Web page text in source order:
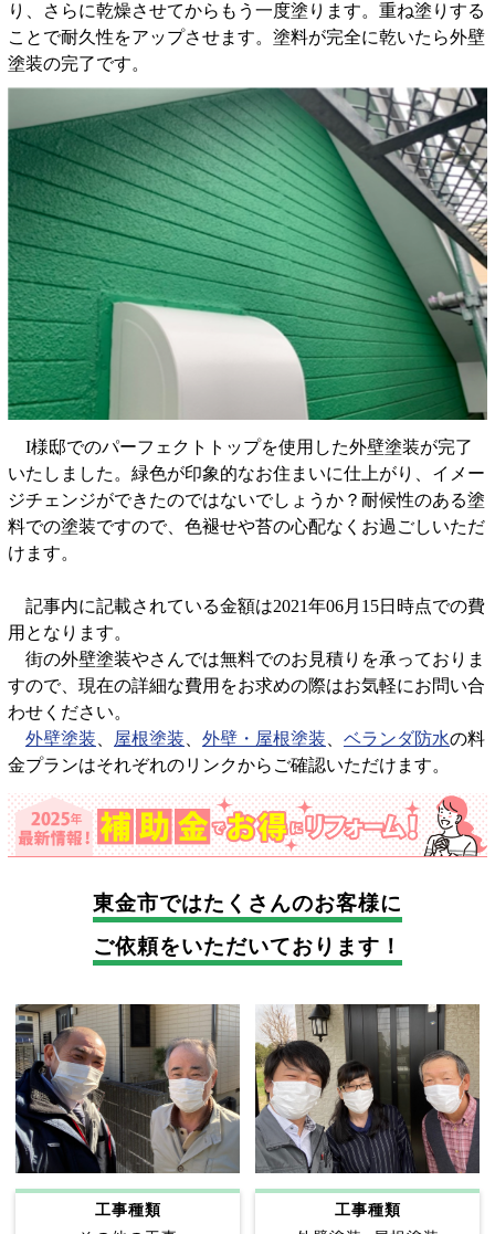
り、さらに乾燥させてからもう一度塗ります。重ね塗りする
ことで耐久性をアップさせます。塗料が完全に乾いたら外壁
塗装の完了です。
I様邸でのパーフェクトトップを使用した外壁塗装が完了
いたしました。緑色が印象的なお住まいに仕上がり、イメー
ジチェンジができたのではないでしょうか？耐候性のある塗
料での塗装ですので、色褪せや苔の心配なくお過ごしいただ
けます。
記事内に記載されている金額は2021年06月15日時点での費
用となります。
街の外壁塗装やさんでは無料でのお見積りを承っておりま
すので、現在の詳細な費用をお求めの際はお気軽にお問い合
わせください。
外壁塗装
屋根塗装 外壁・屋根塗装 ベランダ防水の料
金プランはそれぞれのリンクからご確認いただけます。
東金市ではたくさんのお客様に
ご依頼をいただいております！
工事種類
工事種類